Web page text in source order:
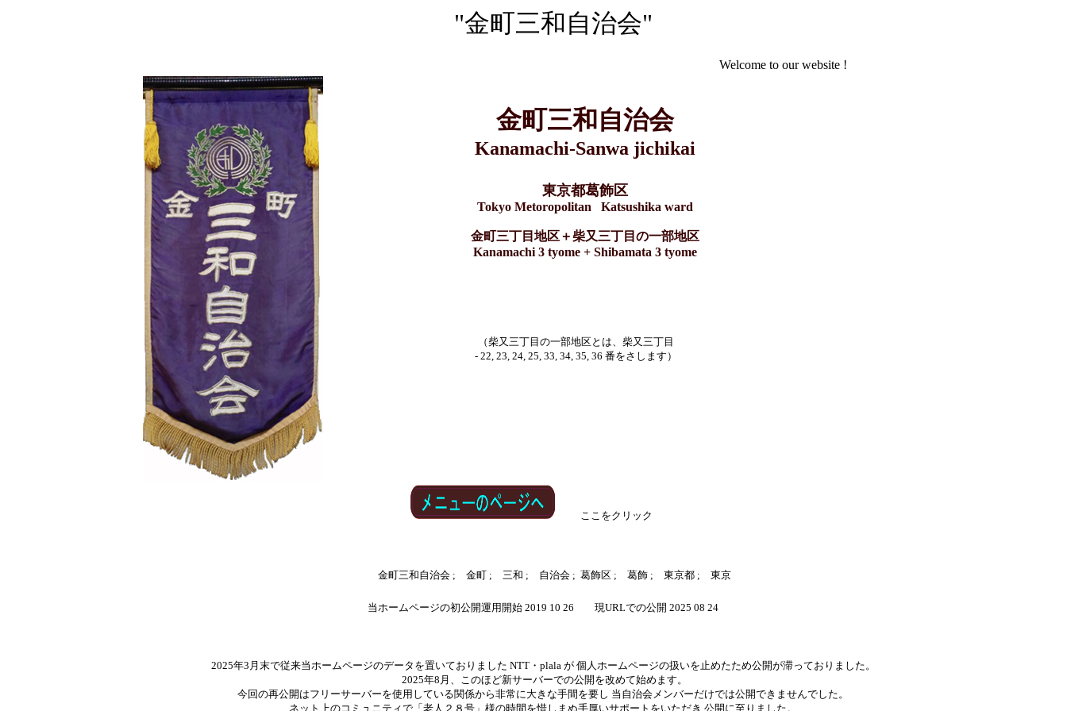
"金町三和自治会"
Welcome to our website !
金町三和自治会
Kanamachi-Sanwa jichikai
東京都葛飾区
Tokyo Metoropolitan Katsushika ward
金町三丁目地区＋柴又三丁目の一部地区
Kanamachi 3 tyome + Shibamata 3 tyome
（柴又三丁目の一部地区とは、柴又三丁目
- 22, 23, 24, 25, 33, 34, 35, 36 番をさします）
ここをクリック
金町三和自治会 ; 金町 ; 三和 ; 自治会 ; 葛飾区 ; 葛飾 ; 東京都 ; 東京
当ホームページの初公開運用開始 2019 10 26 現URLでの公開 2025 08 24
2025年3月末で従来当ホームページのデータを置いておりました NTT・plala が 個人ホームページの扱いを止めたため公開が滞っておりました。
2025年8月、このほど新サーバーでの公開を改めて始めます。
今回の再公開はフリーサーバーを使用している関係から非常に大きな手間を要し 当自治会メンバーだけでは公開できませんでした。
ネット上のコミュニティで「老人２８号」様の時間を惜しまぬ手厚いサポートをいただき 公開に至りました。